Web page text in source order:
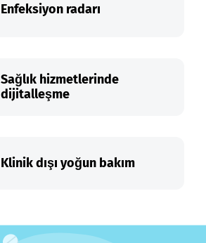
Enfeksiyon radarı
Sağlık hizmetlerinde
dijitalleşme
Klinik dışı yoğun bakım